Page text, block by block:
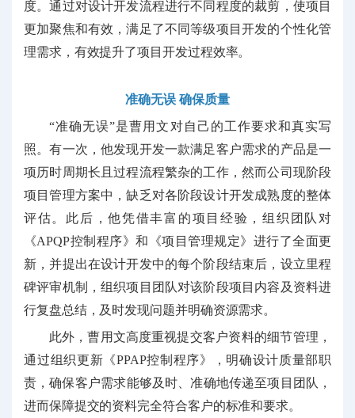
度。通过对设计开发流程进行不同程度的裁剪，使项目
更加聚焦和有效，满足了不同等级项目开发的个性化管
理需求，有效提升了项目开发过程效率。
准确无误 确保质量
“准确无误”是曹用文对自己的工作要求和真实写
照。有一次，他发现开发一款满足客户需求的产品是一
项历时周期长且过程流程繁杂的工作，然而公司现阶段
项目管理方案中，缺乏对各阶段设计开发成熟度的整体
评估。此后，他凭借丰富的项目经验，组织团队对
《APQP控制程序》和《项目管理规定》进行了全面更
新，并提出在设计开发中的每个阶段结束后，设立里程
碑评审机制，组织项目团队对该阶段项目内容及资料进
行复盘总结，及时发现问题并明确资源需求。
此外，曹用文高度重视提交客户资料的细节管理 ，
通过组织更新《PPAP控制程序》，明确设计质量部职
责，确保客户需求能够及时、准确地传递至项目团队，
进而保障提交的资料完全符合客户的标准和要求。